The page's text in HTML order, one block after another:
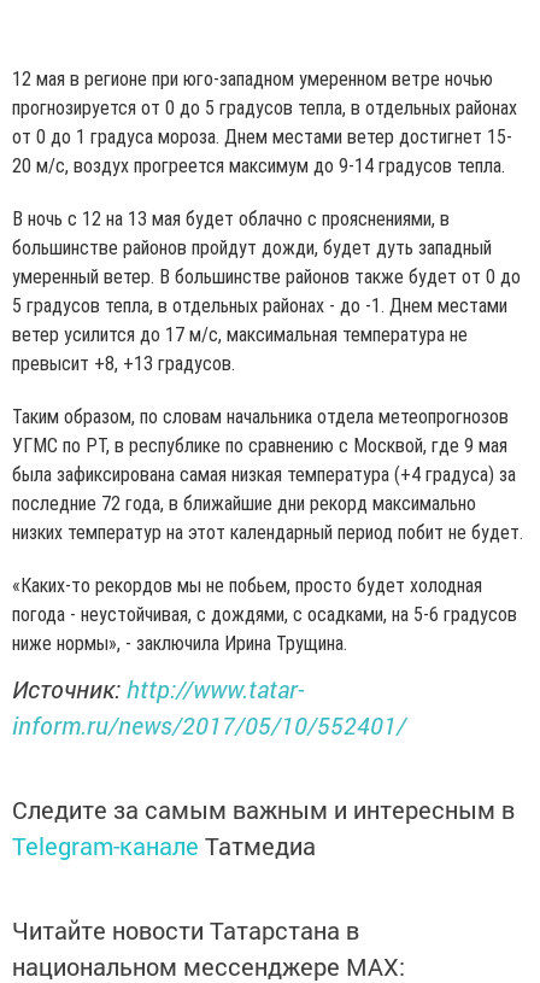
12 мая в регионе при юго-западном умеренном ветре ночью
прогнозируется от 0 до 5 градусов тепла, в отдельных районах
от 0 до 1 градуса мороза. Днем местами ветер достигнет 15-
20 м/с, воздух прогреется максимум до 9-14 градусов тепла.
В ночь с 12 на 13 мая будет облачно с прояснениями, в
большинстве районов пройдут дожди, будет дуть западный
умеренный ветер. В большинстве районов также будет от 0 до
5 градусов тепла, в отдельных районах - до -1. Днем местами
ветер усилится до 17 м/с, максимальная температура не
превысит +8, +13 градусов.
Таким образом, по словам начальника отдела метеопрогнозов
УГМС по РТ, в республике по сравнению с Москвой, где 9 мая
была зафиксирована самая низкая температура (+4 градуса) за
последние 72 года, в ближайшие дни рекорд максимально
низких температур на этот календарный период побит не будет.
«Каких-то рекордов мы не побьем, просто будет холодная
погода - неустойчивая, с дождями, с осадками, на 5-6 градусов
ниже нормы», - заключила Ирина Трущина.
Источник:http://www.tatar-
inform.ru/news/2017/05/10/552401/
Следите за самым важным и интересным в
Telegram-канале Татмедиа
Читайте новости Татарстана в
национальном мессенджере MАХ: